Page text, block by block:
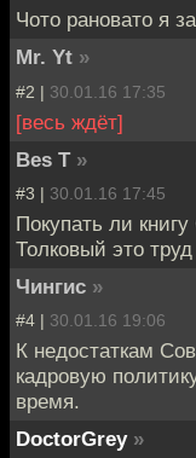
Чото рановато я
Mr. Yt »
#2 | 30.01.16 17:35
[весь ждёт]
Bes T »
#3 | 30.01.16 17:45
Покупать ли
Толковый это
Чингиc »
#4 | 30.01.16 19:06
К недостаткам
кадровую
время.
DoctorGrey »